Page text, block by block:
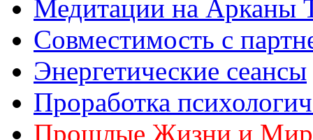
Медитации на Арканы
Совместимость с
Энергетические сеансы
Проработка
Прошлые Жизни и